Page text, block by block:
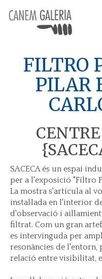
FILTRO
PILAR
SACECA és un espai
per a l'exposició "Filtro
La mostra s'artícula al
instal·lada en l'interior
d'observació i
filtrat. Com un gran
es intervinguda per
resonàncies de l'entorn,
relació entre visibilitat,